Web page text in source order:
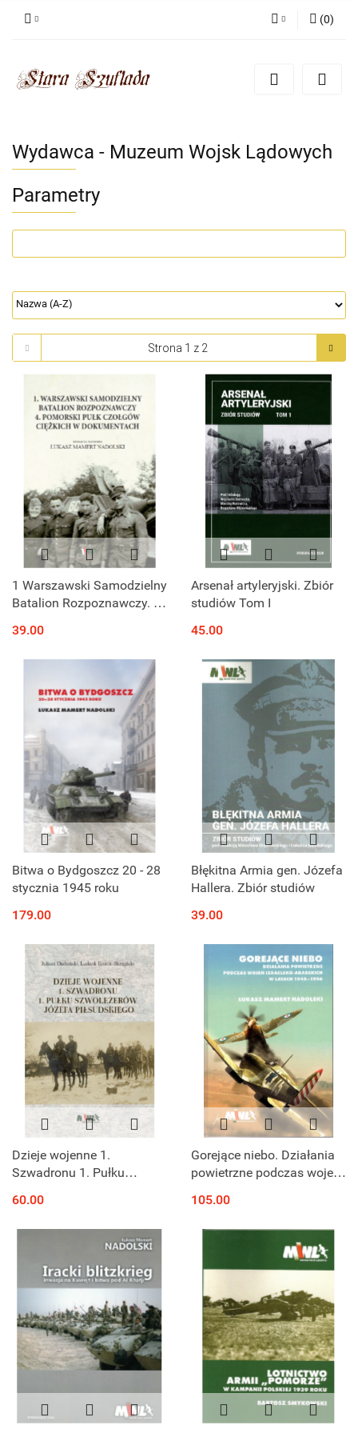
Zarejestruj się
(0)
Wydawca - Muzeum Wojsk Lądowych
Parametry
1 Warszawski Samodzielny
Batalion Rozpoznawczy. 4.
ciężkich w dokumentach
39.00
Arsenał artyleryjski. Zbiór
studiów Tom I
45.00
Bitwa o Bydgoszcz 20 - 28
stycznia 1945 roku
179.00
Błękitna Armia gen. Józefa
Hallera. Zbiór studiów
39.00
Dzieje wojenne 1.
Szwadronu 1. Pułku
Piłsudskiego
60.00
Gorejące niebo. Działania
powietrzne podczas wojen
1948-1956
105.00